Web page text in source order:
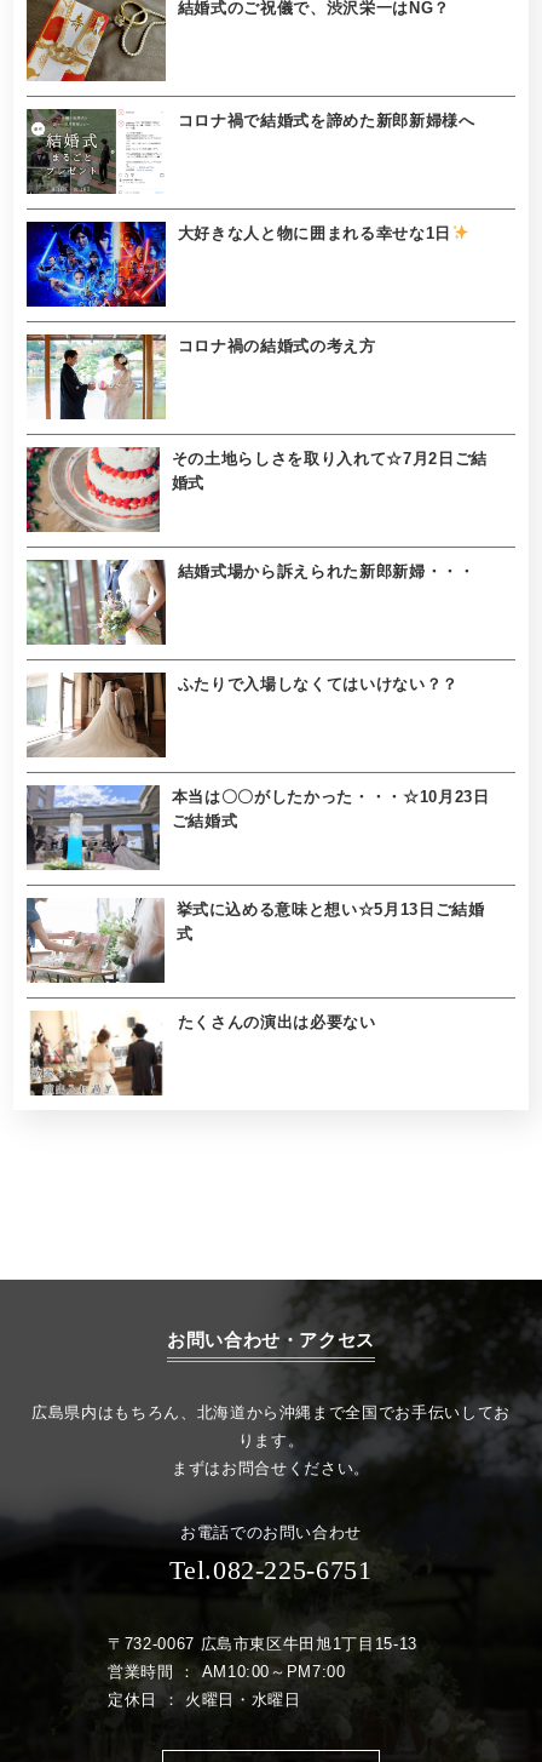
結婚式のご祝儀で、渋沢栄一はNG？
コロナ禍で結婚式を諦めた新郎新婦様へ
大好きな人と物に囲まれる幸せな1日
コロナ禍の結婚式の考え方
その土地らしさを取り入れて☆7月2日ご結
婚式
結婚式場から訴えられた新郎新婦・・・
ふたりで入場しなくてはいけない？？
本当は〇〇がしたかった・・・☆10月23日
ご結婚式
挙式に込める意味と想い☆5月13日ご結婚
式
たくさんの演出は必要ない
お問い合わせ・アクセス
広島県内はもちろん、北海道から沖縄まで全国でお手伝いしてお
ります。
まずはお問合せください。
お電話でのお問い合わせ
Tel.082-225-6751
〒732-0067 広島市東区牛田旭1丁目15-13
営業時間 ： AM10:00～PM7:00
定休日 ： 火曜日・水曜日